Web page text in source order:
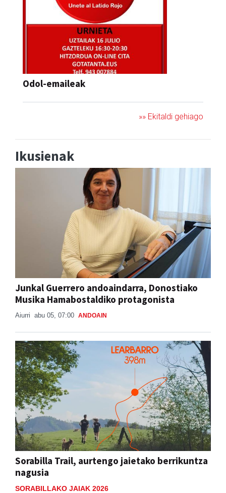
Odol-emaileak
»» Ekitaldi gehiago
Ikusienak
Junkal Guerrero andoaindarra, Donostiako
Musika Hamabostaldiko protagonista
Aiurri abu 05, 07:00 ANDOAIN
Sorabilla Trail, aurtengo jaietako berrikuntza
nagusia
SORABILLAKO JAIAK 2026